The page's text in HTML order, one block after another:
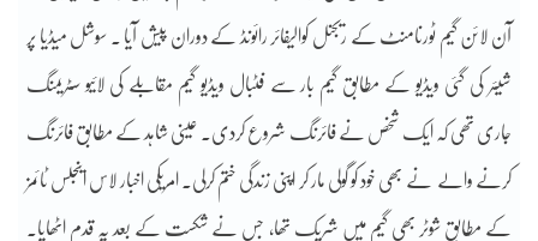
آن لائن گیم ٹورنامنٹ کے ریجنل کوالیفائر رائونڈ کے دوران پیش آیا ۔ سوشل میڈیا پر
شیئر کی گئی ویڈیو کے مطابق گیم بار سے فٹبال ویڈیو گیم مقابلے کی لائیو سٹریمنگ
جاری تھی کہ ایک شخص نے فائرنگ شروع کردی۔ عینی شاہد کے مطابق فائرنگ
کرنے والے نے بھی خود کو گولی مار کر اپنی زندگی ختم کرلی۔ امریکی اخبار لاس اینجلس ٹائمز
کے مطابق شوٹر بھی گیم میں شریک تھا، جس نے شکست کے بعد یہ قدم اٹھایا۔